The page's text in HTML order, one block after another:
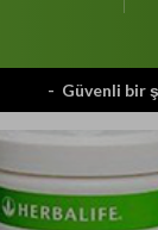
-
- Güvenli bir